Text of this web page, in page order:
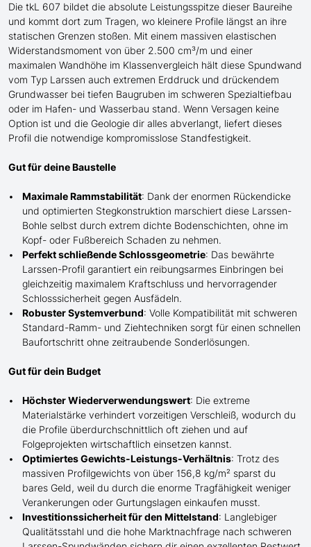
Die tkL 607 bildet die absolute Leistungsspitze dieser Baureihe
und kommt dort zum Tragen, wo kleinere Profile längst an ihre
statischen Grenzen stoßen. Mit einem massiven elastischen
Widerstandsmoment von über 2.500 cm³/m und einer
maximalen Wandhöhe im Klassenvergleich hält diese Spundwand
vom Typ Larssen auch extremen Erddruck und drückendem
Grundwasser bei tiefen Baugruben im schweren Spezialtiefbau
oder im Hafen- und Wasserbau stand. Wenn Versagen keine
Option ist und die Geologie dir alles abverlangt, liefert dieses
Profil die notwendige kompromisslose Standfestigkeit.
Gut für deine Baustelle
Maximale Rammstabilität: Dank der enormen Rückendicke
und optimierten Stegkonstruktion marschiert diese Larssen-
Bohle selbst durch extrem dichte Bodenschichten, ohne im
Kopf- oder Fußbereich Schaden zu nehmen.
Perfekt schließende Schlossgeometrie: Das bewährte
Larssen-Profil garantiert ein reibungsarmes Einbringen bei
gleichzeitig maximalem Kraftschluss und hervorragender
Schlosssicherheit gegen Ausfädeln.
Robuster Systemverbund: Volle Kompatibilität mit schweren
Standard-Ramm- und Ziehtechniken sorgt für einen schnellen
Baufortschritt ohne zeitraubende Sonderlösungen.
Gut für dein Budget
Höchster Wiederverwendungswert: Die extreme
Materialstärke verhindert vorzeitigen Verschleiß, wodurch du
die Profile überdurchschnittlich oft ziehen und auf
Folgeprojekten wirtschaftlich einsetzen kannst.
Optimiertes Gewichts-Leistungs-Verhältnis: Trotz des
massiven Profilgewichts von über 156,8 kg/m² sparst du
bares Geld, weil du durch die enorme Tragfähigkeit weniger
Verankerungen oder Gurtungslagen einkaufen musst.
Investitionssicherheit für den Mittelstand: Langlebiger
Qualitätsstahl und die hohe Marktnachfrage nach schweren